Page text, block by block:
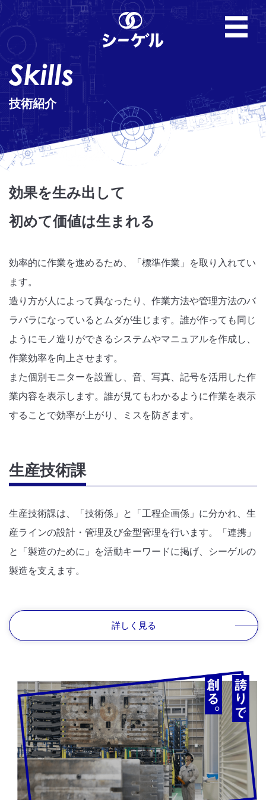
Skills
技術紹介
効果を生み出して
初めて価値は生まれる
効率的に作業を進めるため、「標準作業」を取り入れてい
ます。
造り方が人によって異なったり、作業方法や管理方法のバ
ラバラになっているとムダが生じます。誰が作っても同じ
ようにモノ造りができるシステムやマニュアルを作成し、
作業効率を向上させます。
また個別モニターを設置し、音、写真、記号を活用した作
業内容を表示します。誰が見てもわかるように作業を表示
することで効率が上がり、ミスを防ぎます。
生産技術課
生産技術課は、「技術係」と「工程企画係」に分かれ、生
産ラインの設計・管理及び金型管理を行います。「連携」
と「製造のために」を活動キーワードに掲げ、シーゲルの
製造を支えます。
詳しく見る